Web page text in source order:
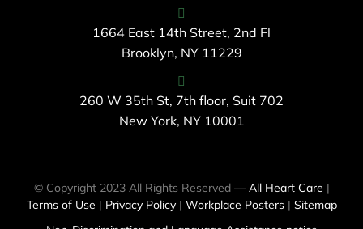
1664 East 14th Street, 2nd Fl
Brooklyn, NY 11229
260 W 35th St, 7th floor, Suit 702
New York, NY 10001
© Copyright 2023 All Rights Reserved — All Heart Care |
Terms of Use | Privacy Policy| Workplace Posters| Sitemap